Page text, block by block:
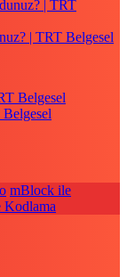
| TRT Belgesel
mBlock ile
Kodlama